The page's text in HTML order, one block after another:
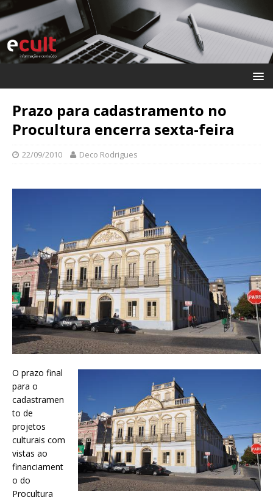
Prazo para cadastramento no
Procultura encerra sexta-feira
22/09/2010 Deco Rodrigues
O prazo final
para o
cadastramen
to de
projetos
culturais com
vistas ao
financiament
o do
Procultura